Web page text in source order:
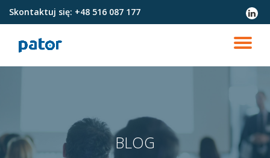
Skontaktuj się: +48 516 087 177
fa-
BLOG